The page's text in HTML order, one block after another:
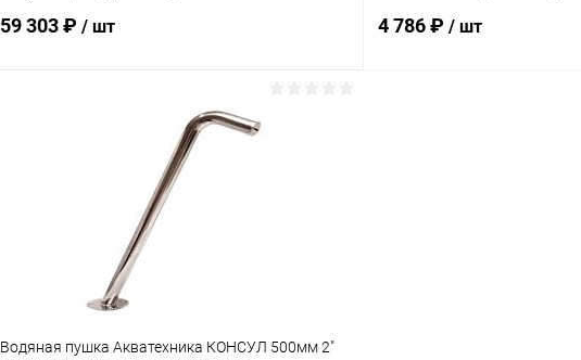
59 303 ₽ / шт
В корзину
4 786 ₽ / шт
Водяная пушка Акватехника КОНСУЛ 500мм 2"